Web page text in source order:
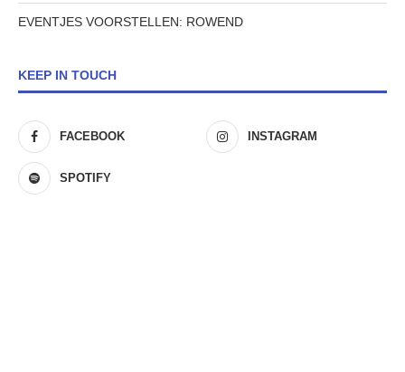
EVENTJES VOORSTELLEN: ROWEND
KEEP IN TOUCH
FACEBOOK INSTAGRAM
SPOTIFY